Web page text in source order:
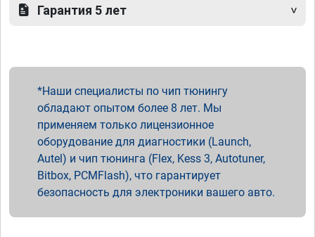
Гарантия 5 лет
Наши специалисты по чип тюнингу
обладают опытом более 8 лет. Мы
применяем только лицензионное
оборудование для диагностики (Launch,
Autel) и чип тюнинга (Flex, Kess 3, Autotuner,
Bitbox, PCMFlash), что гарантирует
безопасность для электроники вашего авто.